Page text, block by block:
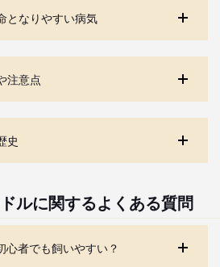
となりやすい病気
注意点
史
ルに関するよくある質問
心者でも飼いやすい？